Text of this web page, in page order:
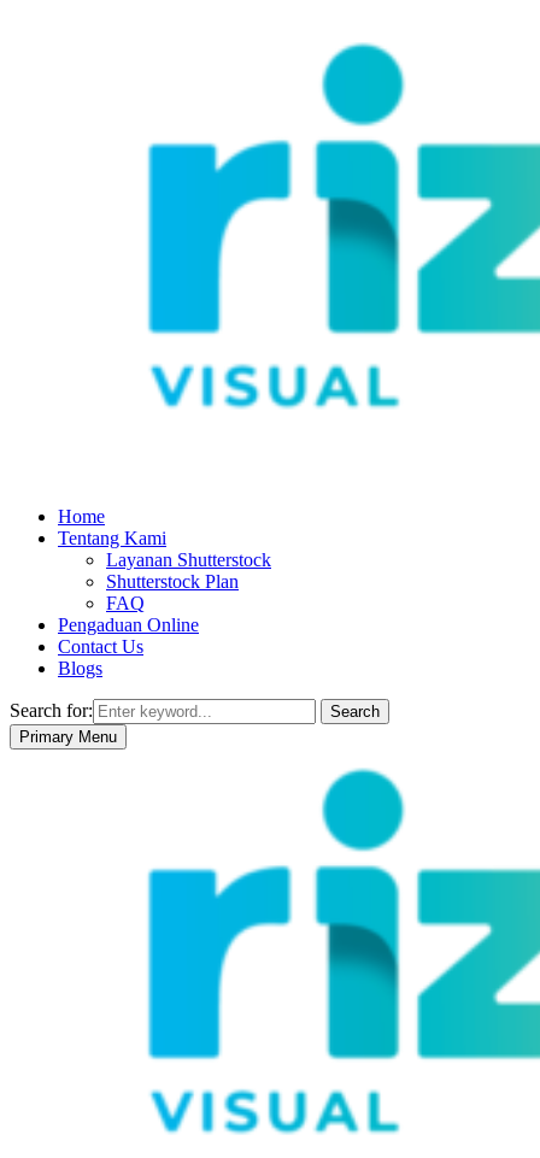
Home
Tentang Kami
Layanan Shutterstock
Shutterstock Plan
FAQ
Pengaduan Online
Contact Us
Blogs
Search for:
Search
Primary Menu